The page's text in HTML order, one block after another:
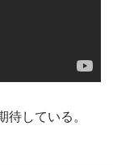
している。